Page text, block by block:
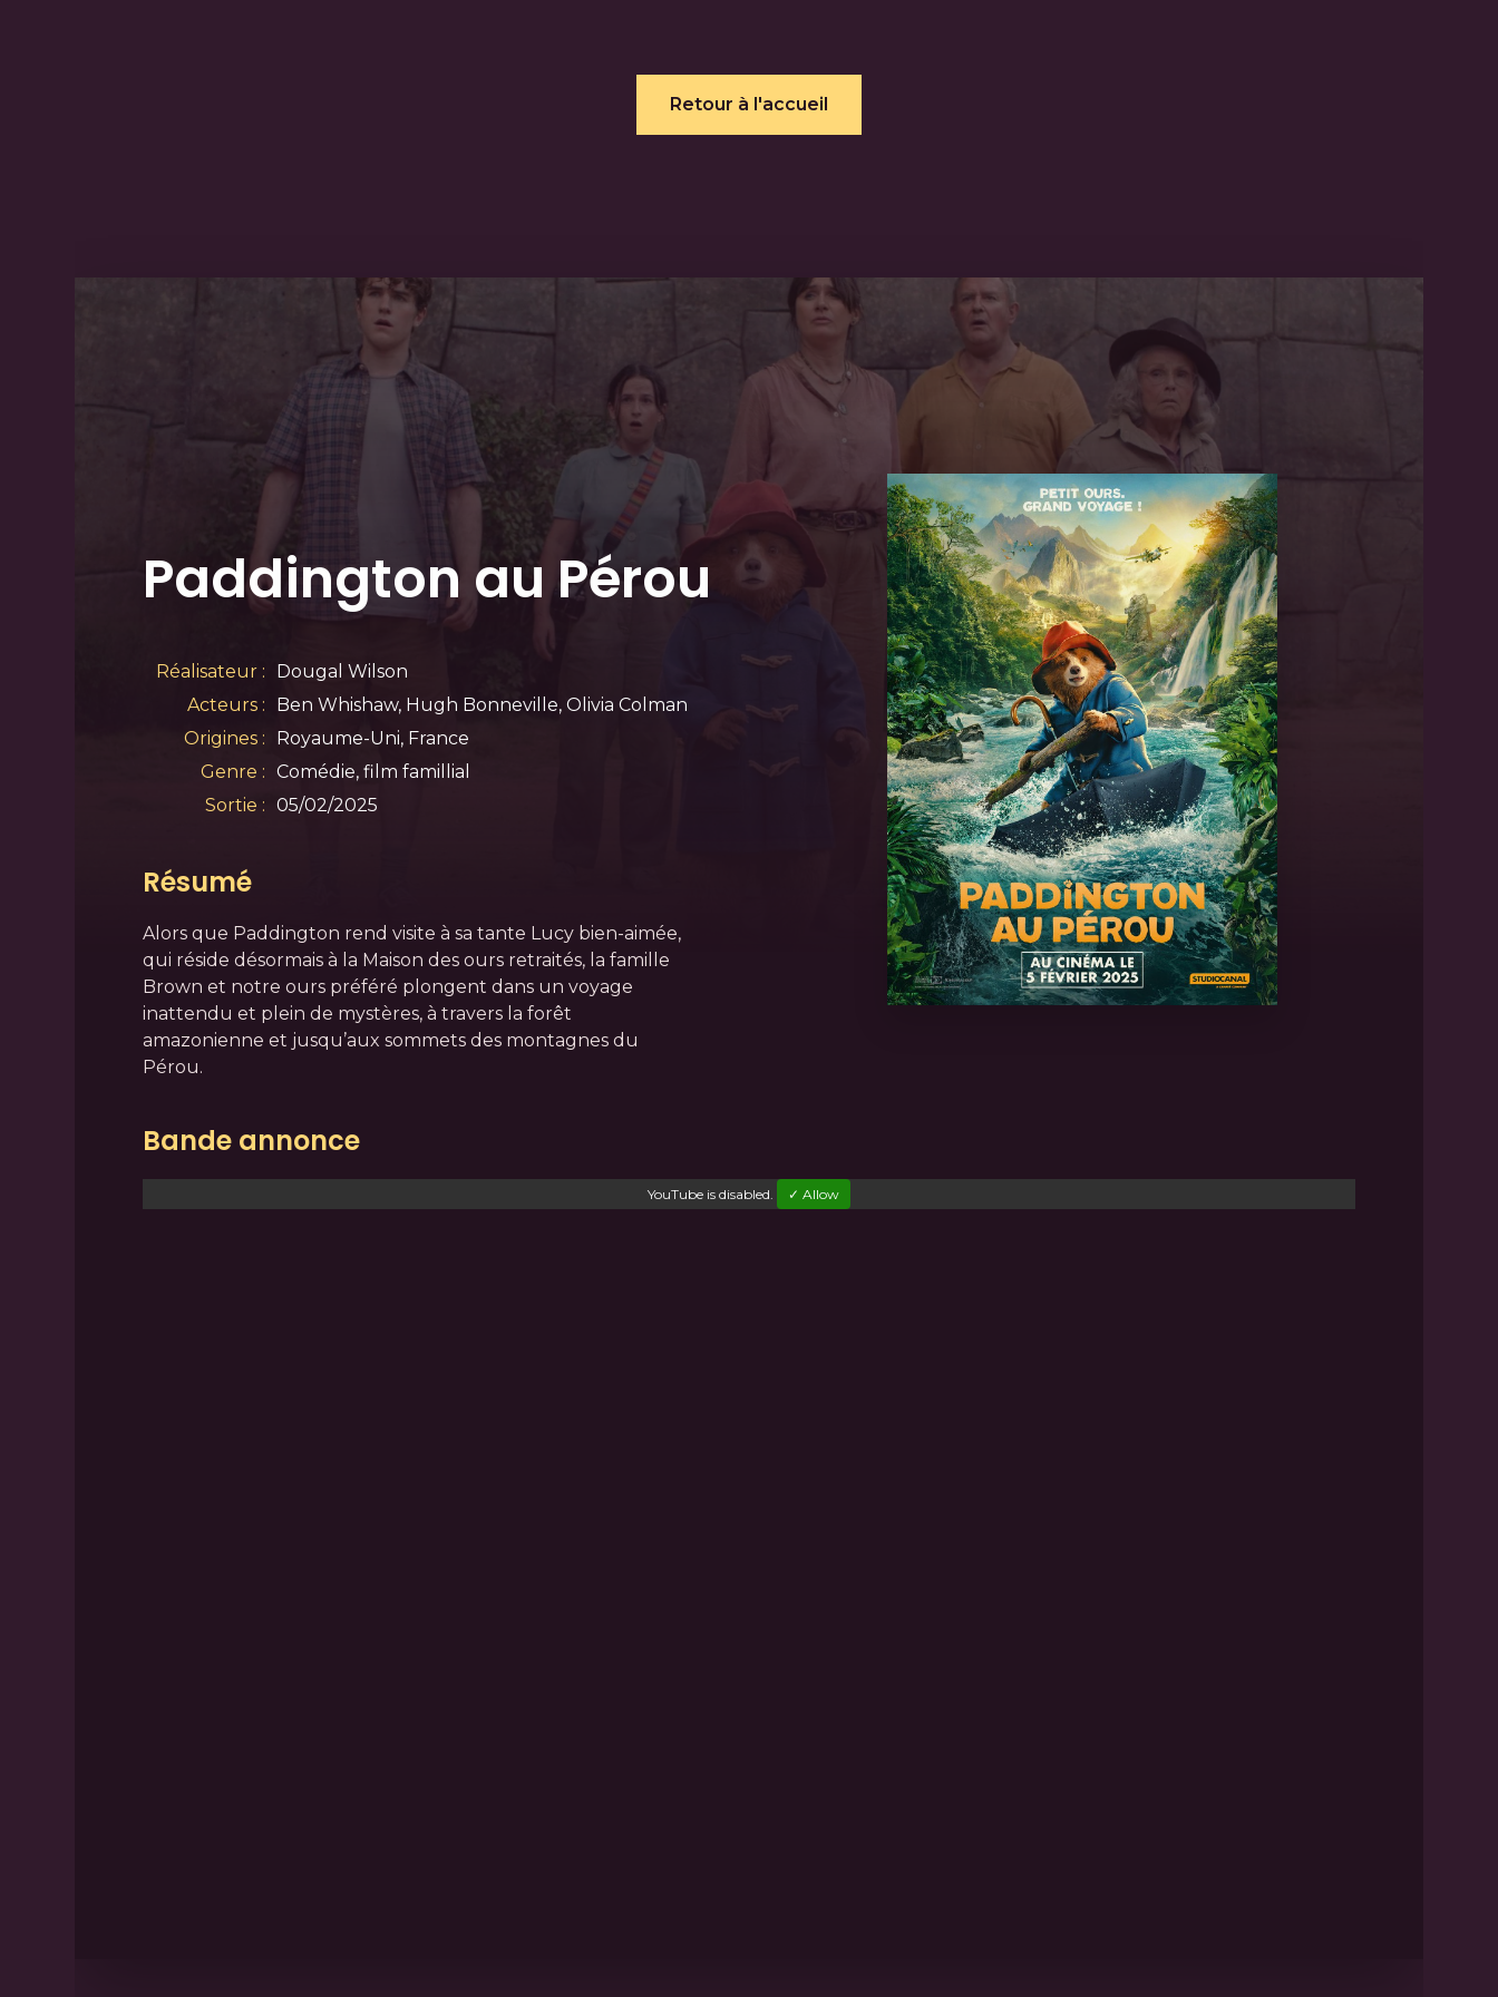
Retour à l'accueil
Paddington au Pérou
Réalisateur :
Dougal Wilson
Acteurs :
Ben Whishaw, Hugh Bonneville, Olivia Colman
Origines :
Royaume-Uni, France
Genre : Comédie, film famillial
Sortie : 05/02/2025
Résumé
Alors que Paddington rend visite à sa tante Lucy bien-aimée,
qui réside désormais à la Maison des ours retraités, la famille
Brown et notre ours préféré plongent dans un voyage
inattendu et plein de mystères, à travers la forêt
amazonienne et jusqu’aux sommets des montagnes du
Pérou.
Bande annonce
YouTube is disabled. ✓ Allow